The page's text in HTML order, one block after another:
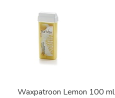
Waxpatroon Lemon 100 ml